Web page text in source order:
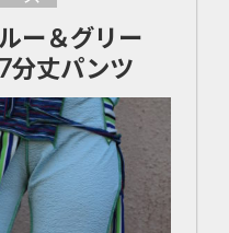
ー＆グリー
丈パンツ